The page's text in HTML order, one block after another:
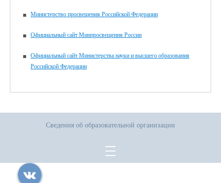
Министерство просвещения Российской Федерации
Официальный сайт Минпросвещения России
Официальный сайт Министерства науки и высшего образования
Российской Федерации
Сведения об образовательной организации